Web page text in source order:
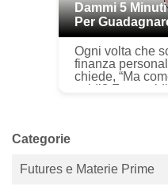
Dammi 5
Per
Ogni volta che
finanza
chiede, “Ma come
soldi? Fare soldi non è così difficile.
Categorie
Futures e Materie Prime